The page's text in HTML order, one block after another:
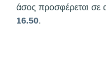
άσος προσφέρεται σε
16.50.